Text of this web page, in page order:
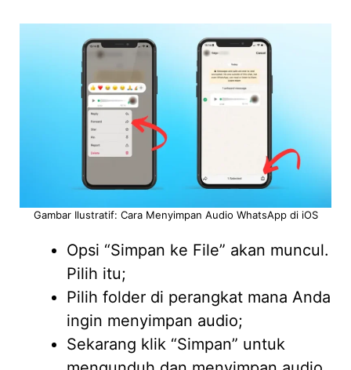
Gambar Ilustratif: Cara Menyimpan Audio WhatsApp di iOS
Opsi “Simpan ke File” akan muncul.
Pilih itu;
Pilih folder di perangkat mana Anda
ingin menyimpan audio;
Sekarang klik “Simpan” untuk